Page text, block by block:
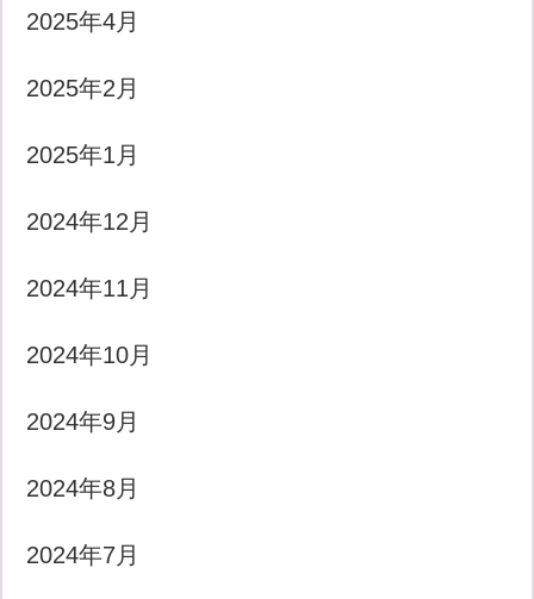
2025年4月
2025年2月
2025年1月
2024年12月
2024年11月
2024年10月
2024年9月
2024年8月
2024年7月